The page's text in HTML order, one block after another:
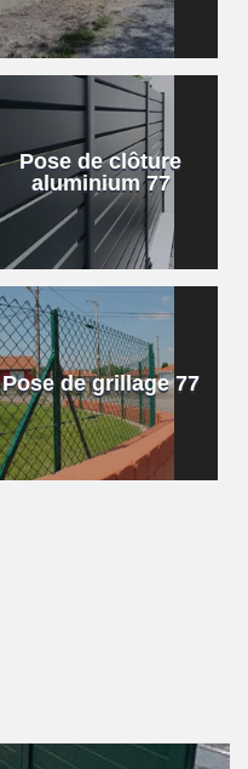
Pose de clôture
aluminium 77
Pose de grillage 77